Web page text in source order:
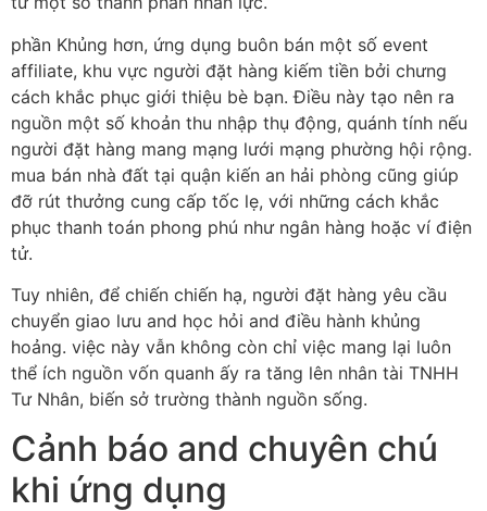
phần Khủng hơn, ứng dụng buôn bán một số event
affiliate, khu vực người đặt hàng kiếm tiền bởi chưng
cách khắc phục giới thiệu bè bạn. Điều này tạo nên ra
nguồn một số khoản thu nhập thụ động, quánh tính nếu
người đặt hàng mang mạng lưới mạng phường hội rộng.
mua bán nhà đất tại quận kiến an hải phòng cũng giúp
đỡ rút thưởng cung cấp tốc lẹ, với những cách khắc
phục thanh toán phong phú như ngân hàng hoặc ví điện
tử.
Tuy nhiên, để chiến chiến hạ, người đặt hàng yêu cầu
chuyển giao lưu and học hỏi and điều hành khủng
hoảng. việc này vẫn không còn chỉ việc mang lại luôn
thể ích nguồn vốn quanh ấy ra tăng lên nhân tài TNHH
Tư Nhân, biến sở trường thành nguồn sống.
Cảnh báo and chuyên chú
khi ứng dụng